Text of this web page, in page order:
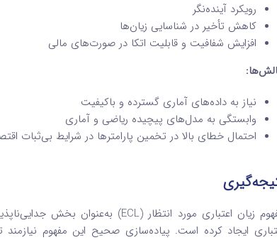
رویکرد آینده‌نگر
کاهش تأخیر در شناسایی زیان‌ها
افزایش شفافیت و قابلیت اتکا در صورت‌های مالی
:
نیاز به داده‌های آماری گسترده و باکیفیت
وابستگی به مدل‌های پیچیده ریاضی و آماری
احتمال خطای بالا در تخمین پارامترها در شرایط بی‌ثبات
ایجاد کرده است. پیاده‌سازی صحیح این مفهوم